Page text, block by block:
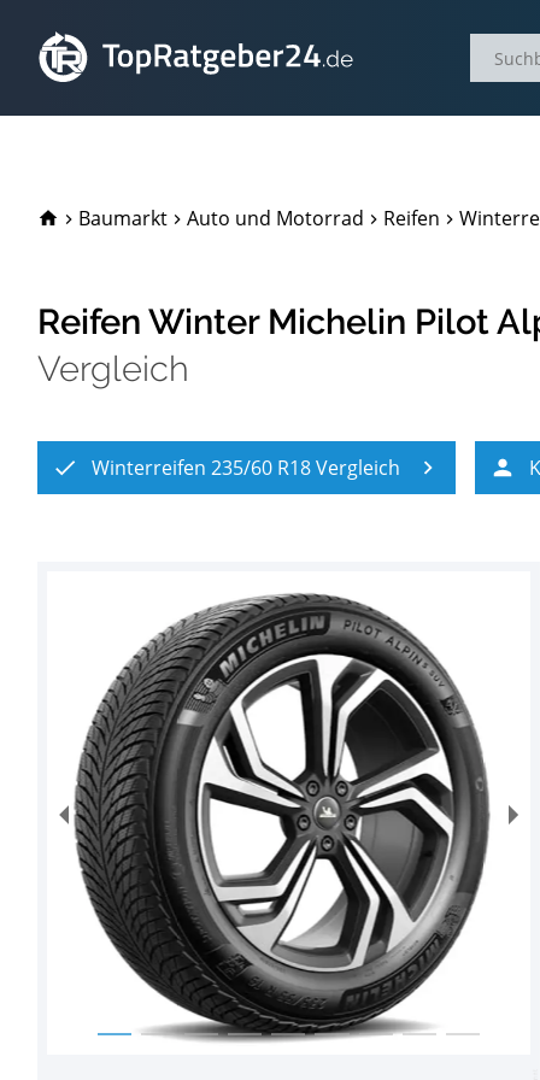
TopRatgeber24.de
Baumarkt Auto und Motorrad Reifen
Reifen Winter Michelin Pilot
Vergleich
Winterreifen 235/60 R18 Vergleich